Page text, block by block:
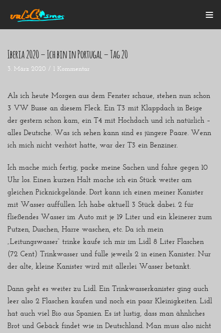
Zum
Inhalt
Startseite
Blogroll
Über mich
Kontakt
Iberia 2020 – Ich bin in Portugal – Tag 20
3. März 2020 1 Kommentar
Als ich heute Morgen aus dem Fenster schaue, stehen nun schon
3 VW Busse an diesem Fleck. Ein T3 mit Klappdach in Beige
der gestern schon kam, ein T4 mit Hochdach und ich natürlich –
alles Deutsche. Was ich sehen kann sind es jüngere Paare. Wenn
ich mich nicht verhört hatte, war der T3 ein Benziner.
Ich mache mich fertig, packe meine Sachen und fahre gegen 10
Uhr los. Einen kurzen Halt mache ich ein Stück weiter am
gleichen Picknickgelände. Dort kann ich einen meiner Kanister
mit Wasser auffüllen. Ich habe aktuell 3 Stück dabei. 2 für
fließendes Wasser im Auto mit je 19 Liter und ein kleinerer zum
Putzen, Duschen, Harre waschen, etc. Da ich mein
„Leitungswasser“ trinke kaufe ich mir im Lidl 8 Liter Flaschen
(72 Cent) Trinkwasser und fülle jeweils 2 in einen Kanister. Nur
der alte, kleine Kanister wird mit allerlei Wasser betankt.
Dann geht es weiter zu Lidl. Ein Trinkwasserkanister ging auch
leer also 2 Flaschen kaufen und noch ein paar Kleinigkeiten. Lidl
hat auch viel Bio aus Spanien. Es ist lustig, dass man ähnliches
Brot und Gebäck findet wie in Deutschland. Man muss also nicht